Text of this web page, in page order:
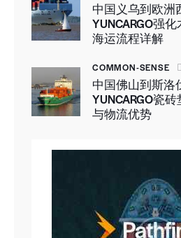
中国义乌到欧洲
YUNCARGO强
海运流程详解
COMMON-SENSE
中国佛山到斯洛
YUNCARGO瓷
与物流优势